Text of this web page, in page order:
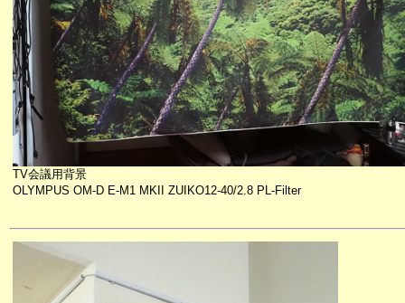
TV会議用背景
OLYMPUS OM-D E-M1 MKII ZUIKO12-40/2.8 PL-Filter